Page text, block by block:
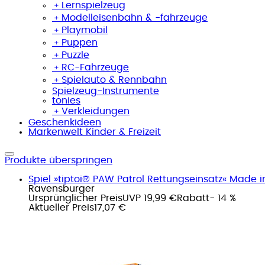
﹢
Lernspielzeug
﹢ Modelleisenbahn & -fahrzeuge
﹢ Playmobil
﹢ Puppen
﹢ Puzzle
﹢ RC-Fahrzeuge
﹢ Spielauto & Rennbahn
Spielzeug-Instrumente
tonies
﹢ Verkleidungen
Geschenkideen
Markenwelt Kinder & Freizeit
Produkte überspringen
Spiel »tiptoi® PAW Patrol Rettungseinsatz« Made
Ravensburger
Ursprünglicher PreisUVP 19,99 €Rabatt- 14 %
Aktueller Preis17,07 €